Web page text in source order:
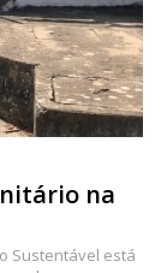
na
Sustentável está